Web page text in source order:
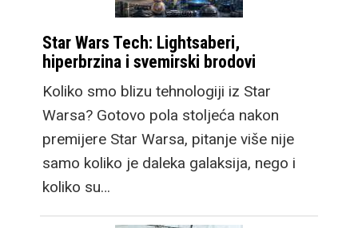
Star Wars Tech: Lightsaberi,
hiperbrzina i svemirski brodovi
Koliko smo blizu tehnologiji iz Star
Warsa? Gotovo pola stoljeća nakon
premijere Star Warsa, pitanje više nije
samo koliko je daleka galaksija, nego i
koliko su…